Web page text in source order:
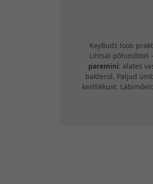
KeyBudz loob
Lihtsal põhimõttel
paremini: alates
bakterid. Paljud
kestlikkust.